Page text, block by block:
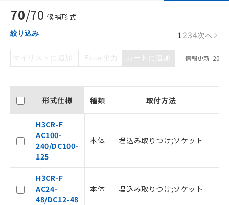
70/70 候補形式
絞り込み 1234次へ
マイリストに追加 Excel出力 カートに追加 情報更新 :
形式仕様 種類 取付方法
H3CR-F
AC100-
240/DC100-
125
本体 埋込み取りつけ;ソケット
H3CR-F
AC24-
48/DC12-48
本体 埋込み取りつけ;ソケット